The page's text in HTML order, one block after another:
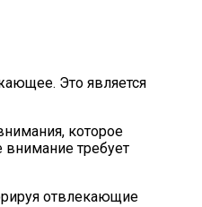
Это является
которое
внимание требует
отвлекающие